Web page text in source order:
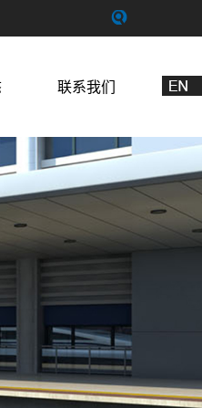
联系我们